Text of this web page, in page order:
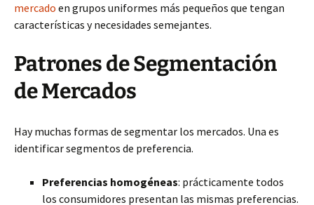
mercado en grupos uniformes más pequeños que tengan
características y necesidades semejantes.
Patrones de Segmentación
de Mercados
Hay muchas formas de segmentar los mercados. Una es
identificar segmentos de preferencia.
Preferencias homogéneas: prácticamente todos
los consumidores presentan las mismas preferencias.